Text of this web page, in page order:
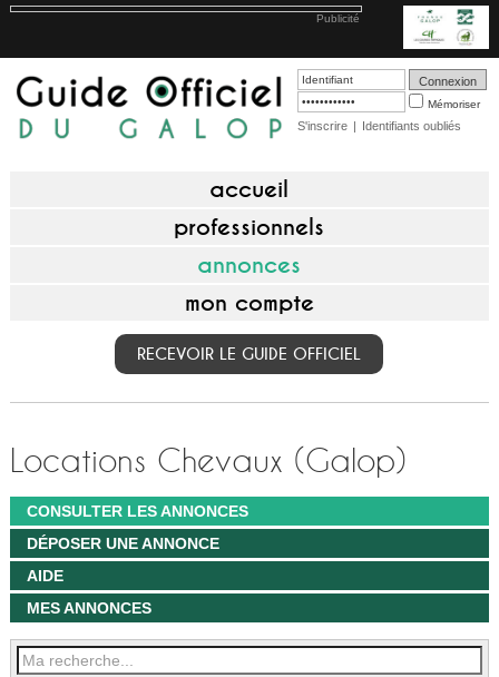
Publicité
Mémoriser
S'inscrire | Identifiants oubliés
accueil
professionnels
annonces
mon compte
RECEVOIR LE GUIDE OFFICIEL
Locations Chevaux (Galop)
CONSULTER LES ANNONCES
DÉPOSER UNE ANNONCE
AIDE
MES ANNONCES